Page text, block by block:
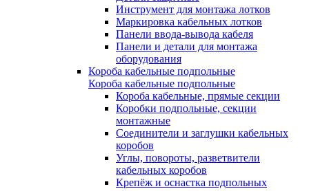
Инструмент для монтажа лотков
Маркировка кабельных лотков
Панели ввода-вывода кабеля
Панели и детали для монтажа
оборудования
Короба кабельные подпольные
Короба кабельные подпольные
Короба кабельные, прямые секции
Коробки подпольные, секции
монтажные
Соединители и заглушки кабельных
коробов
Углы, повороты, разветвители
кабельных коробов
Крепёж и оснастка подпольных